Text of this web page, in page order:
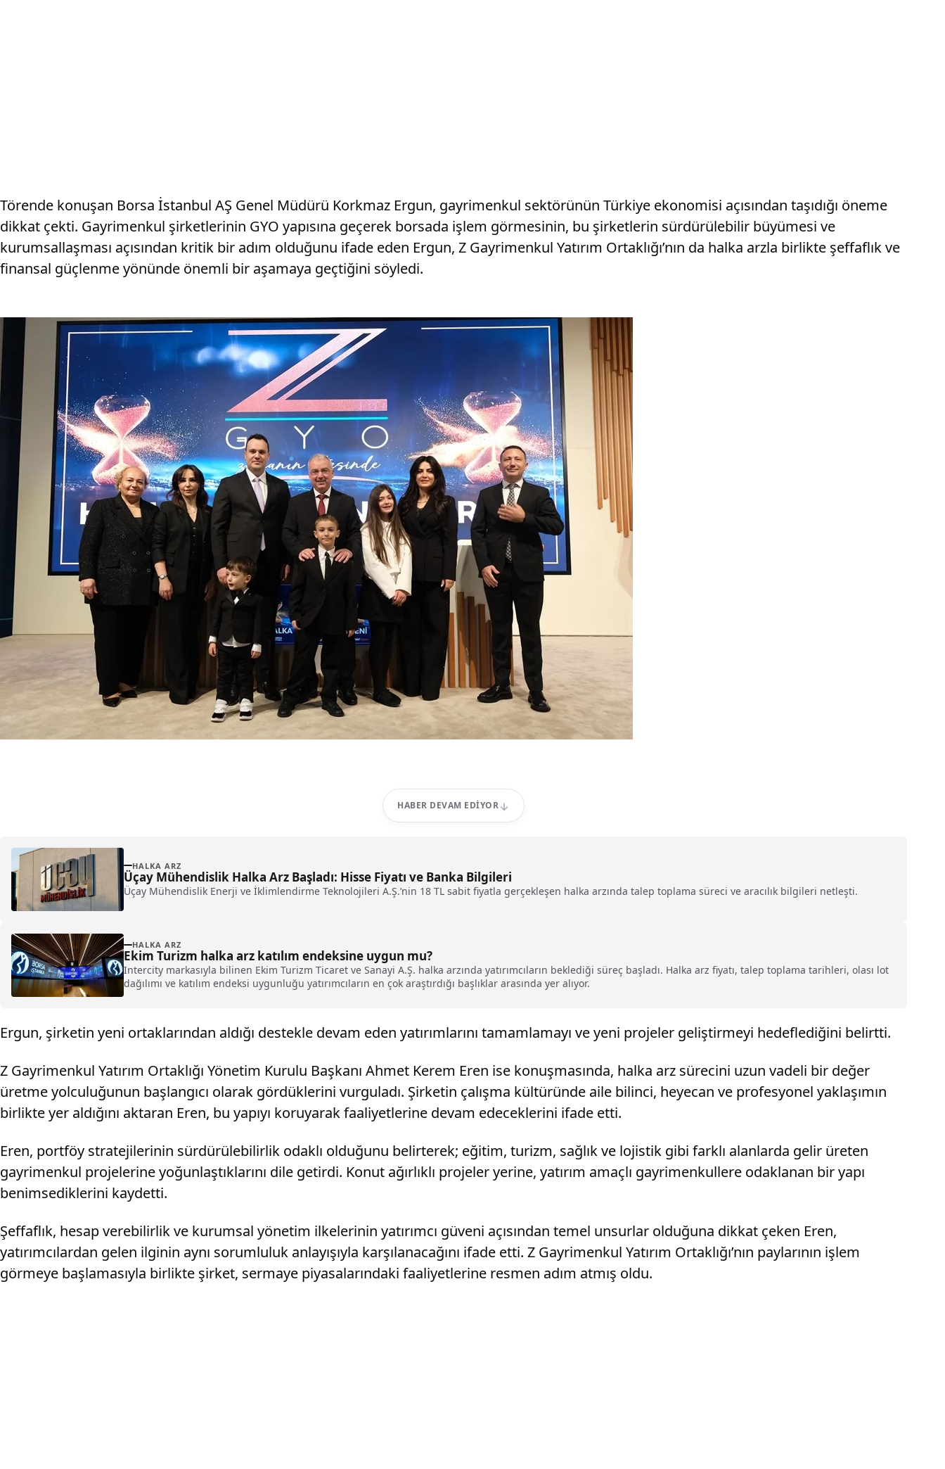
Törende konuşan Borsa İstanbul AŞ Genel Müdürü Korkmaz Ergun, gayrimenkul sektörünün Türkiye ekonomisi açısından taşıdığı öneme
dikkat çekti. Gayrimenkul şirketlerinin GYO yapısına geçerek borsada işlem görmesinin, bu şirketlerin sürdürülebilir büyümesi ve
kurumsallaşması açısından kritik bir adım olduğunu ifade eden Ergun, Z Gayrimenkul Yatırım Ortaklığı’nın da halka arzla birlikte şeffaflık ve
finansal güçlenme yönünde önemli bir aşamaya geçtiğini söyledi.
HABER DEVAM EDIYOR
HALKA ARZ
Üçay Mühendislik Halka Arz Başladı: Hisse Fiyatı ve Banka Bilgileri
Üçay Mühendislik Enerji ve İklimlendirme Teknolojileri A.Ş.’nin 18 TL sabit fiyatla gerçekleşen halka arzında talep toplama süreci ve aracılık bilgileri netleşti.
HALKA ARZ
Ekim Turizm halka arz katılım endeksine uygun mu?
Intercity markasıyla bilinen Ekim Turizm Ticaret ve Sanayi A.Ş. halka arzında yatırımcıların beklediği süreç başladı. Halka arz fiyatı, talep toplama tarihleri, olası lot
dağılımı ve katılım endeksi uygunluğu yatırımcıların en çok araştırdığı başlıklar arasında yer alıyor.
Ergun, şirketin yeni ortaklarından aldığı destekle devam eden yatırımlarını tamamlamayı ve yeni projeler geliştirmeyi hedeflediğini belirtti.
Z Gayrimenkul Yatırım Ortaklığı Yönetim Kurulu Başkanı Ahmet Kerem Eren ise konuşmasında, halka arz sürecini uzun vadeli bir değer
üretme yolculuğunun başlangıcı olarak gördüklerini vurguladı. Şirketin çalışma kültüründe aile bilinci, heyecan ve profesyonel yaklaşımın
birlikte yer aldığını aktaran Eren, bu yapıyı koruyarak faaliyetlerine devam edeceklerini ifade etti.
Eren, portföy stratejilerinin sürdürülebilirlik odaklı olduğunu belirterek; eğitim, turizm, sağlık ve lojistik gibi farklı alanlarda gelir üreten
gayrimenkul projelerine yoğunlaştıklarını dile getirdi. Konut ağırlıklı projeler yerine, yatırım amaçlı gayrimenkullere odaklanan bir yapı
benimsediklerini kaydetti.
Şeffaflık, hesap verebilirlik ve kurumsal yönetim ilkelerinin yatırımcı güveni açısından temel unsurlar olduğuna dikkat çeken Eren,
yatırımcılardan gelen ilginin aynı sorumluluk anlayışıyla karşılanacağını ifade etti. Z Gayrimenkul Yatırım Ortaklığı’nın paylarının işlem
görmeye başlamasıyla birlikte şirket, sermaye piyasalarındaki faaliyetlerine resmen adım atmış oldu.